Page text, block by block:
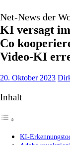
Net-News der
KI versagt
Co
Video-KI
20. Oktober 2023
Inhalt
KI-